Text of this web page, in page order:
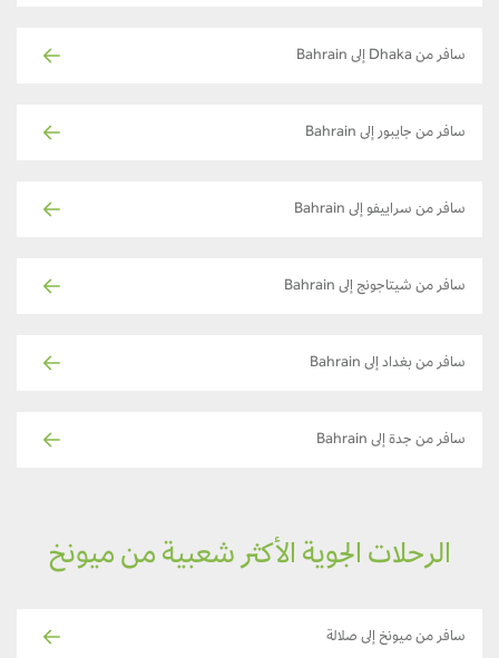
سافر من Dhaka إلى Bahrain
سافر من جايبور إلى Bahrain
سافر من سراييفو إلى Bahrain
سافر من شيتاجونج إلى Bahrain
سافر من بغداد إلى Bahrain
سافر من جدة إلى Bahrain
الرحلات الجوية الأكثر شعبية من ميونخ
سافر من ميونخ إلى صلالة